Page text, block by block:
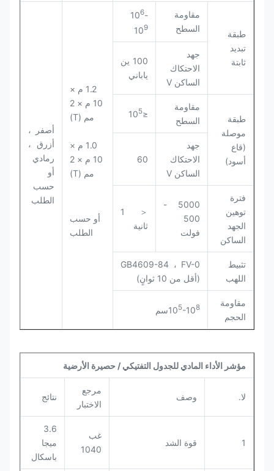
طبقة
تبديد
ثابتة
مقاومة
السطح
106-
109
1.2 م ×
10 م × 2
مم (T)
1.0 م ×
10 م × 2
مم (T)
أو حسب
الطلب
أصفر ،
أزرق ،
رمادي
أو
حسب
الطلب
جهد
الاحتكاك
الساكن V
100 ين
ياباني
طبقة
موصلة
(قاع
أسود)
مقاومة
السطح
≤10
5
جهد
الاحتكاك
الساكن V
60
فترة
توهين
الجهد
الساكن
5000 -
500
فولت
＜ 1
ثانية
تثبيط
اللهب
GB4609-84 ، FV-0
(أقل من 10 ثوانٍ)
مقاومة
الحجم
105-108 سم
مؤشر الأداء المادي للجدول التفتيكي / حصيرة الأرضية
لا. وصف
مرجع
الاختبار
نتائج
1 قوة الشد
غب
1040
3.6
ميجا
باسكال